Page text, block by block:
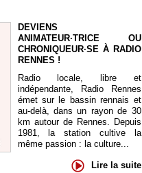
DEVIENS
ANIMATEUR·TRICE OU
CHRONIQUEUR·SE À RADIO
RENNES !
Radio locale, libre et
indépendante, Radio Rennes
émet sur le bassin rennais et
au-delà, dans un rayon de 30
km autour de Rennes. Depuis
1981, la station cultive la
même passion : la culture...
Lire la suite